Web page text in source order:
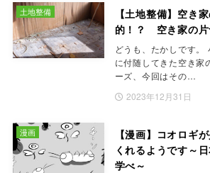
【土地整備】空き
的！？ 空き家の
どうも、たかしです。
に付随してきた空き家
ーズ、今回はその…
2023年12月31日
土地整備
【漫画】コオロギ
くれるようです～
学べ～
漫画